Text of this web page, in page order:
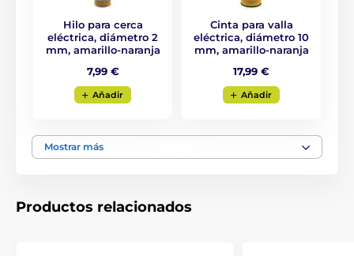
Hilo para cerca
eléctrica, diámetro 2
mm, amarillo-naranja
7,99 €
Aňadir
Cinta para valla
eléctrica, diámetro 10
mm, amarillo-naranja
17,99 €
Aňadir
Mostrar más
Productos relacionados